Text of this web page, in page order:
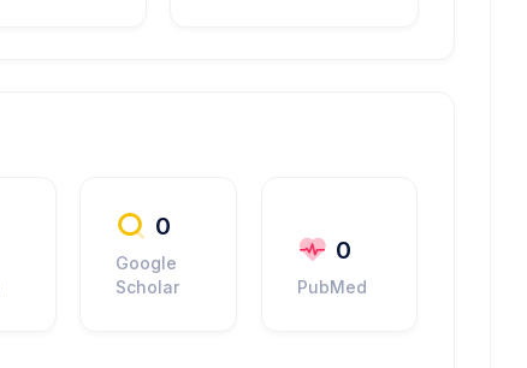
0
Google
Scholar
0
PubMed